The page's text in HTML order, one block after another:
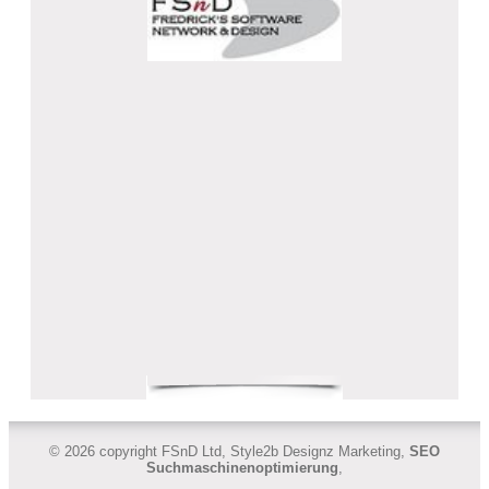
© 2026 copyright FSnD Ltd, Style2b Designz Marketing, SEO
Suchmaschinenoptimierung,